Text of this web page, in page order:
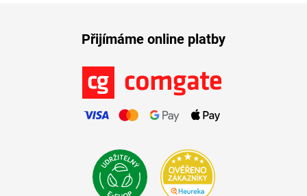
Přijímáme online platby